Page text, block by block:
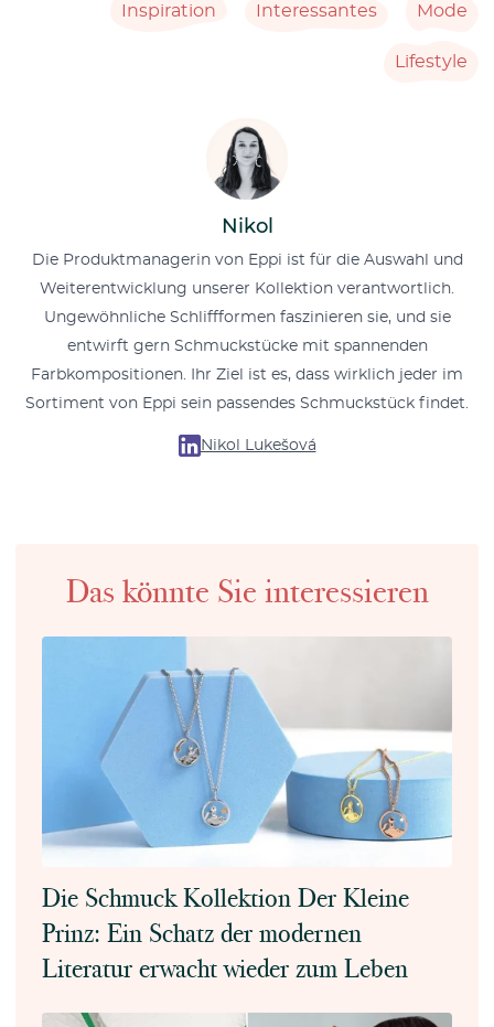
Inspiration Interessantes Mode
Lifestyle
Nikol
Die Produktmanagerin von Eppi ist für die Auswahl und
Weiterentwicklung unserer Kollektion verantwortlich.
Ungewöhnliche Schliffformen faszinieren sie, und sie
entwirft gern Schmuckstücke mit spannenden
Farbkompositionen. Ihr Ziel ist es, dass wirklich jeder im
Sortiment von Eppi sein passendes Schmuckstück findet.
Nikol Lukešová
Das könnte Sie interessieren
Die Schmuck Kollektion Der Kleine
Prinz: Ein Schatz der modernen
Literatur erwacht wieder zum Leben